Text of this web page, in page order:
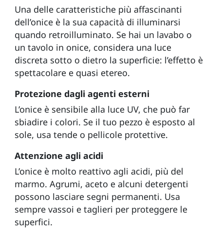
Una delle caratteristiche più affascinanti
dell’onice è la sua capacità di illuminarsi
quando retroilluminato. Se hai un lavabo o
un tavolo in onice, considera una luce
discreta sotto o dietro la superficie: l’effetto è
spettacolare e quasi etereo.
Protezione dagli agenti esterni
L’onice è sensibile alla luce UV, che può far
sbiadire i colori. Se il tuo pezzo è esposto al
sole, usa tende o pellicole protettive.
Attenzione agli acidi
L’onice è molto reattivo agli acidi, più del
marmo. Agrumi, aceto e alcuni detergenti
possono lasciare segni permanenti. Usa
sempre vassoi e taglieri per proteggere le
superfici.